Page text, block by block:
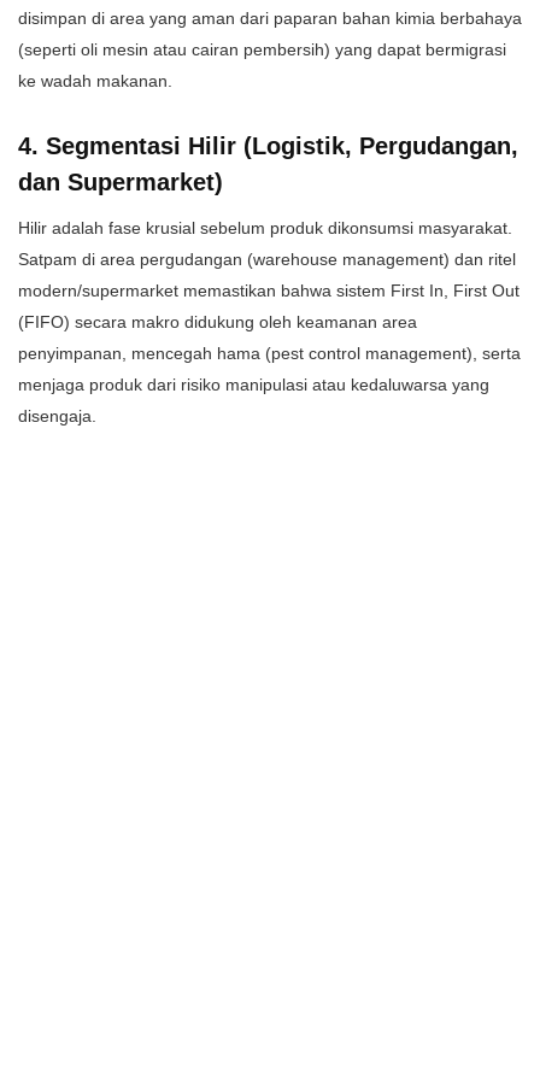
disimpan di area yang aman dari paparan bahan kimia berbahaya
(seperti oli mesin atau cairan pembersih) yang dapat bermigrasi
ke wadah makanan.
​4. Segmentasi Hilir (Logistik, Pergudangan,
dan Supermarket)
​Hilir adalah fase krusial sebelum produk dikonsumsi masyarakat.
Satpam di area pergudangan (warehouse management) dan ritel
modern/supermarket memastikan bahwa sistem First In, First Out
(FIFO) secara makro didukung oleh keamanan area
penyimpanan, mencegah hama (pest control management), serta
menjaga produk dari risiko manipulasi atau kedaluwarsa yang
disengaja.